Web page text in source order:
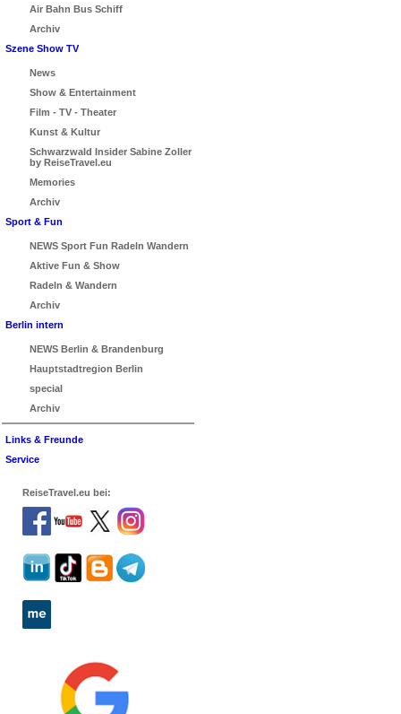
Air Bahn Bus Schiff
Archiv
Szene Show TV
News
Show & Entertainment
Film - TV - Theater
Kunst & Kultur
Schwarzwald Insider Sabine Zoller
by ReiseTravel.eu
Memories
Archiv
Sport & Fun
NEWS Sport Fun Radeln Wandern
Aktive Fun & Show
Radeln & Wandern
Archiv
Berlin intern
NEWS Berlin & Brandenburg
Hauptstadtregion Berlin
special
Archiv
Links & Freunde
Service
ReiseTravel.eu bei: